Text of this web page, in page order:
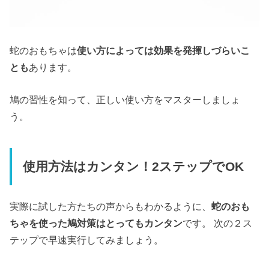
蛇のおもちゃは使い方によっては効果を発揮しづらいこ
ともあります。
鳩の習性を知って、正しい使い方をマスターしましょ
う。
使用方法はカンタン！2ステップでOK
実際に試した方たちの声からもわかるように、蛇のおも
ちゃを使った鳩対策はとってもカンタンです。 次の２ス
テップで早速実行してみましょう。